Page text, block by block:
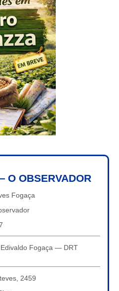
O OBSERVADOR
Fogaça
Edivaldo Fogaça — DRT
2459